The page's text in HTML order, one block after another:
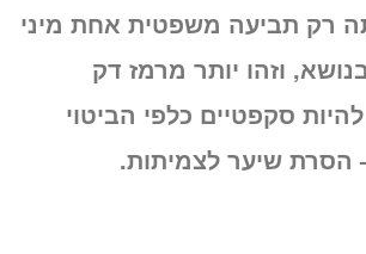
רק תביעה משפטית אחת מיני
וזהו יותר מרמז דק
סקפטיים כלפי הביטוי
הסרת שיער לצמיתות.